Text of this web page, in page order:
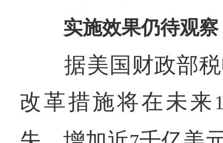
实施效果仍待观察
据美国财政部税
改革措施将在未来